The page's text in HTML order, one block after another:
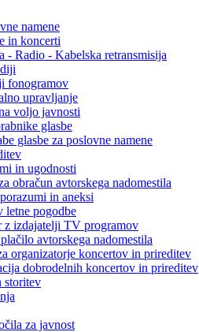
namene
in koncerti
- Radio - Kabelska retransmisija
fonogramov
upravljanje
voljo javnosti
glasbe
glasbe za poslovne namene
in ugodnosti
obračun avtorskega nadomestila
in aneksi
letne pogodbe
z izdajatelji TV programov
avtorskega nadomestila
organizatorje koncertov in prireditev
dobrodelnih koncertov in prireditev
storitev
za javnost